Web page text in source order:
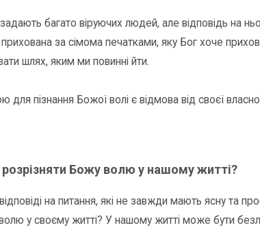
багато віруючих людей, але відповідь на
за сімома печатками, яку Бог хоче
шлях, яким ми повинні йти.
для пізнання Божої волі є відмова від своєї
розрізняти Божу волю у нашому житті?
на питання, які не завжди мають ясну та
у своєму житті? У нашому житті може бути